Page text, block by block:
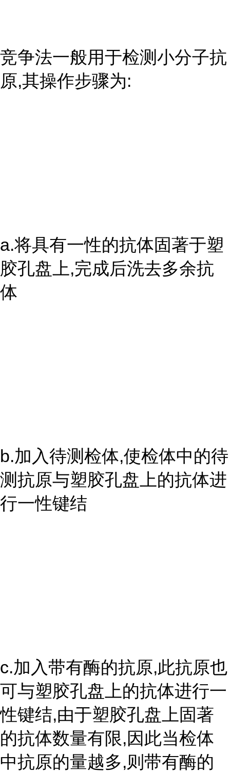
竞争法一般用于检测小分子抗
原,其操作步骤为:
a.将具有一性的抗体固著于塑
胶孔盘上,完成后洗去多余抗
体
b.加入待测检体,使检体中的待
测抗原与塑胶孔盘上的抗体进
行一性键结
c.加入带有酶的抗原,此抗原也
可与塑胶孔盘上的抗体进行一
性键结,由于塑胶孔盘上固著
的抗体数量有限,因此当检体
中抗原的量越多,则带有酶的